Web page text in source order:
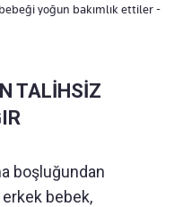
yoğun bakımlık ettiler -
TALİHSİZ
boşluğundan
erkek bebek,